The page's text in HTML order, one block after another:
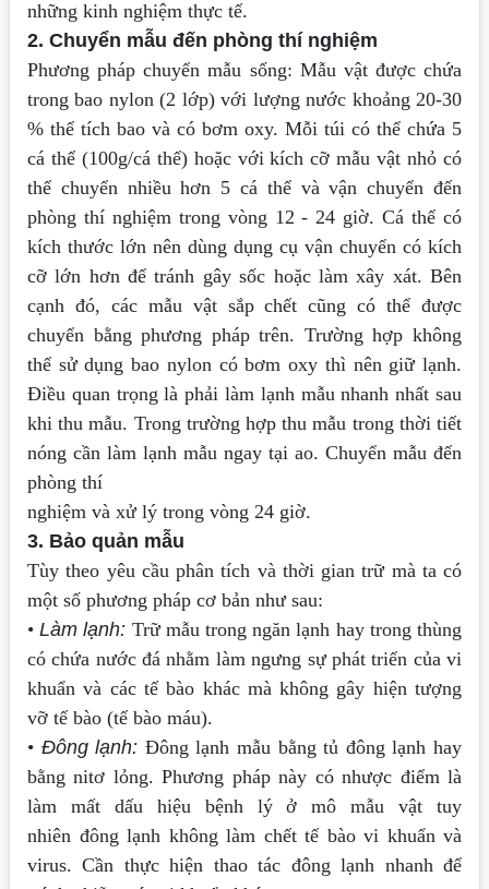
những kinh nghiệm thực tế.
2. Chuyển mẫu đến phòng thí nghiệm
Phương pháp chuyển mẫu sống: Mẫu vật được chứa
trong bao nylon (2 lớp)với lượng nước khoảng 20-30
% thể tích bao và có bơm oxy. Mỗi túi có thể chứa 5
cá thể (100g/cá thể) hoặc với kích cỡ mẫu vật nhỏ có
thể chuyển nhiều hơn 5 cá thể vàvận chuyển đến
phòng thí nghiệm trong vòng 12 - 24 giờ. Cá thể có
kích thước lớn nên dùng dụng cụ vận chuyển có kích
cỡ lớn hơn để tránh gây sốc hoặc làm xây xát. Bên
cạnh đó, các mẫu vật sắp chết cũng có thể được
chuyển bằng phương pháp trên. Trường hợp không
thể sử dụng bao nylon có bơm oxy thì nên giữ lạnh.
Điều quan trọng là phải làm lạnh mẫu nhanh nhất sau
khi thu mẫu. Trong trường hợp thumẫu trong thời tiết
nóng cần làm lạnh mẫu ngay tại ao. Chuyển mẫu đến
phòng thí
nghiệm và xử lý trong vòng 24 giờ.
3. Bảo quản mẫu
Tùy theo yêu cầu phân tích và thời gian trữ mà ta có
một số phương pháp cơ bản như sau:
•Làm lạnh: Trữ mẫu trong ngăn lạnh hay trong thùng
có chứa nước đá nhằm làm ngưng sự phát triển của vi
khuẩn và các tế bào khác mà không gây hiện tượng
vỡ tế bào (tế bào máu).
• Đông lạnh: Đông lạnh mẫu bằng tủ đông lạnh hay
bằng nitơ lỏng. Phương pháp này có nhược điểm là
làm mất dấu hiệu bệnh lý ở mô mẫu vật tuy
nhiên đông lạnh không làm chết tế bào vi khuẩn và
virus. Cần thực hiện thao tác đông lạnh nhanh để